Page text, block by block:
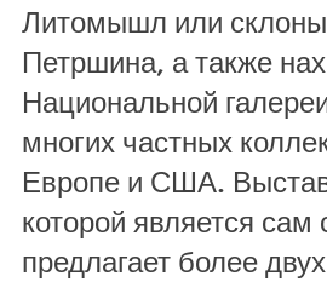
Литомышл или склоны
Петршина, а также
Национальной
многих частных
Европе и США.
которой является сам
предлагает более